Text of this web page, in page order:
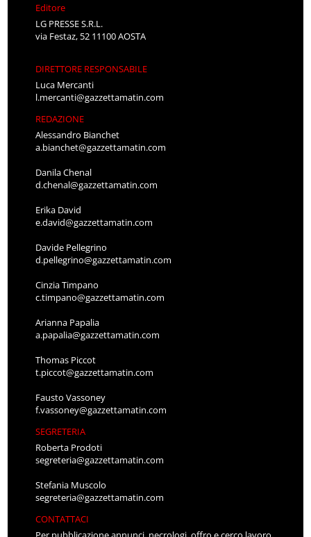
Editore
LG PRESSE S.R.L.
via Festaz, 52 11100 AOSTA
DIRETTORE RESPONSABILE
Luca Mercanti
l.mercanti@gazzettamatin.com
REDAZIONE
Alessandro Bianchet
a.bianchet@gazzettamatin.com
Danila Chenal
d.chenal@gazzettamatin.com
Erika David
e.david@gazzettamatin.com
Davide Pellegrino
d.pellegrino@gazzettamatin.com
Cinzia Timpano
c.timpano@gazzettamatin.com
Arianna Papalia
a.papalia@gazzettamatin.com
Thomas Piccot
t.piccot@gazzettamatin.com
Fausto Vassoney
f.vassoney@gazzettamatin.com
SEGRETERIA
Roberta Prodoti
segreteria@gazzettamatin.com
Stefania Muscolo
segreteria@gazzettamatin.com
CONTATTACI